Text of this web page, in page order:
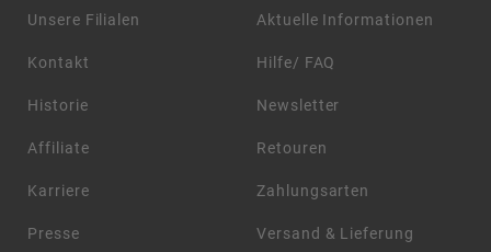
Unsere Filialen
Kontakt
Historie
Affiliate
Karriere
Presse
Aktuelle Informationen
Hilfe/ FAQ
Newsletter
Retouren
Zahlungsarten
Versand & Lieferung